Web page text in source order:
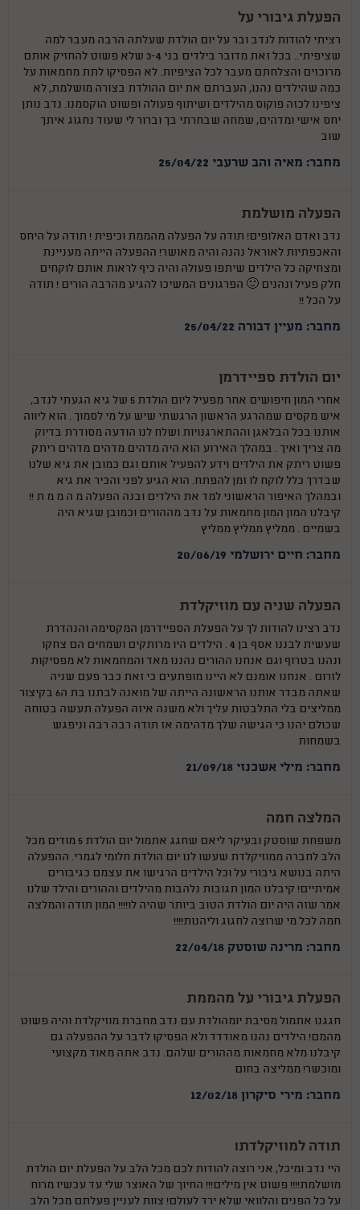
הפעלת גיבורי על
רציתי להודות לנדב ובר על יום הולדת שעלתה הרבה מעבר למה
שציפיתי.. בכל זאת מדובר בילדים בני 3-4 שלא פשוט להחזיק אותם
מרוכזים והצלחתם מעבר לכל הציפיות. לא הפסיקו לתת מחמאות על
כמה שהילדים נהנו, העברתם את יום ההולדת בצורה מושלמת, לא
ציפינו לכזה פוקוס מהילדים ושיתוף פעולה ופשוט הוקסמנו. נדב נותן
יחס אישי ומדהים, שמחה שבחרתי בך וברור לי שעוד נחגוג איתך
שוב
מחבר: מאיה והב שרעבי 25/04/22
הפעלה מושלמת
נדב ואדם האלופים! תודה על הפעלה מהממת וכיפית ! תודה על היחס
והאכפתיות לאוראל נהנה והיה מאושר! ההפעלה הייתה מעניינת
ומצחיקה כל הילדים שיתפו פעולה והיה כיף לראות אותם לוקחים
חלק פעיל ונהנים 🙂 הפרגונים המשיכו להגיע מהרבה הורים ! תודה
על הכל !!
מחבר: מעיין דבורה 25/04/22
יום הולדת ספיידרמן
אחרי המון חיפושים אחר מפעיל ליום הולדת 5 של גיא הגעתי לנדב,
איש מקסים שמהרגע הראשון הרגשתי שיש על מי לסמוך . הוא ליווה
אותנו בכל הבלאגן וההתארגנויות ושלח לנו הודעה מסודרת בדיוק
מה צריך ואיך . במהלך האירוע הוא היה מדהים מדהים מדהים ריתק
פשוט ריתק את הילדים וידע להפעיל אותם וגם כמובן את גיא שלנו
שבדרך כלל לוקח לו זמן להפתח. הוא הגיע לפני והכיר את גיא
ובמהלך האיפור הראשוני למד את הילדים ובנה הפעלה מ ה מ מ ת !!
קיבלנו המון המון מחמאות על נדב מההורים וכמובן שגיא היה
בשמיים . ממליץ ממליץ ממליץ
מחבר: חיים ירושלמי 20/06/19
הפעלה שניה עם מוזיקלדת
נדב רצינו להודות לך על הפעלת הספיידרמן המקסימה והנהדרת
שעשית לבננו אסף בן 4 . הילדים היו מרותקים ושמחים הם צחקו
ונהנו בטרוף וגם אנחנו ההורים נהננו מאד והמחמאות לא מפסיקות
לזרום . אנחנו אומנם לא היינו מופתעים כי זאת כבר פעם שניה
שאתה מבדר אותנו הראשונה הייתה של מואנה לבתנו בת ה6 בקיצור
ממליצים בלי התלבטות עליך ולא משנה איזה הפעלה תעשה בטוחה
שכולם יהנו כי הגישה שלך מדהימה אז תודה רבה רבה וניפגש
בשמחות
מחבר: מילי אשכנזי 21/09/18
המלצה חמה
משפחת שוסטק ובעיקר ליאם שחגג אתמול יום הולדת 5 מודים מכל
הלב לחברה ממוזיקלדת שעשו לנו יום הולדת חלומי לגמרי. ההפעלה
היתה בנושא גיבורי על וכל הילדים הרגישו את עצמם כגיבורים
אמיתיים! קיבלנו המון תגובות נלהבות מהילדים וההורים והילד שלנו
אמר שזה היה יום הולדת הטוב ביותר שהיה לו!!!! המון תודה והמלצה
חמה לכל מי שרוצה לחגוג וליהנות!!!!
מחבר: מרינה שוסטק 22/04/18
הפעלת גיבורי על מהממת
חגגנו אתמול מסיבת יומהולדת עם נדב מחברת מוזיקלדת והיה פשוט
מהמם! הילדים נהנו מאודדד ולא הפסיקו לדבר על ההפעלה גם
קיבלנו מלא מחמאות מההורים שלהם. נדב אתה מאוד מקצועי
ומוכשר! ממליצה בחום
מחבר: מירי סיקרון 12/02/18
תודה למוזיקלדת!
היי נדב ומיכל, אני רוצה להודות לכם מכל הלב על הפעלת יום הולדת
מושלמת!!!! פשוט אין מילים!!! החיוך של האוצר שלי עד עכשיו מרוח
על כל הפנים והלוואי שלא ירד לעולם! צוות לעניין פעלתם מכל הלב